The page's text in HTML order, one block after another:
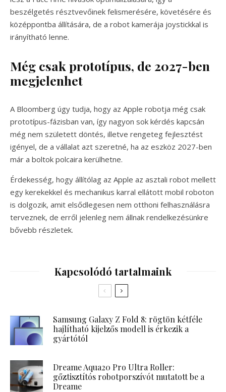
beszélgetés résztvevőinek felismerésére, követésére és
középpontba állítására, de a robot kamerája joystickkal is
irányítható lenne.
Még csak prototípus, de 2027-ben
megjelenhet
A Bloomberg úgy tudja, hogy az Apple robotja még csak
prototípus-fázisban van, így nagyon sok kérdés kapcsán
még nem született döntés, illetve rengeteg fejlesztést
igényel, de a vállalat azt szeretné, ha az eszköz 2027-ben
már a boltok polcaira kerülhetne.
Érdekesség, hogy állítólag az Apple az asztali robot mellett
egy kerekekkel és mechanikus karral ellátott mobil roboton
is dolgozik, amit elsődlegesen nem otthoni felhasználásra
terveznek, de erről jelenleg nem állnak rendelkezésünkre
bővebb részletek.
Kapcsolódó tartalmaink
Samsung Galaxy Z Fold 8: rögtön kétféle
hajlítható kijelzős modell is érkezik a
gyártótól
Dreame Aqua20 Pro Ultra Roller:
gőztisztítós robotporszívót mutatott be a
Dreame